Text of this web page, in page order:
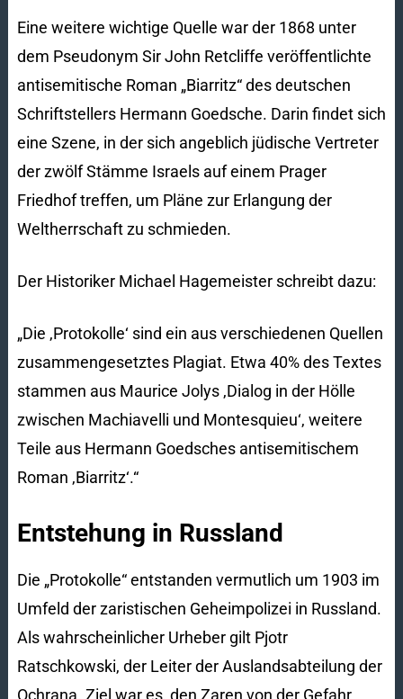
Eine weitere wichtige Quelle war der 1868 unter
dem Pseudonym Sir John Retcliffe veröffentlichte
antisemitische Roman „Biarritz“ des deutschen
Schriftstellers Hermann Goedsche. Darin findet sich
eine Szene, in der sich angeblich jüdische Vertreter
der zwölf Stämme Israels auf einem Prager
Friedhof treffen, um Pläne zur Erlangung der
Weltherrschaft zu schmieden.
Der Historiker Michael Hagemeister schreibt dazu:
„Die ‚Protokolle‘ sind ein aus verschiedenen Quellen
zusammengesetztes Plagiat. Etwa 40% des Textes
stammen aus Maurice Jolys ‚Dialog in der Hölle
zwischen Machiavelli und Montesquieu‘, weitere
Teile aus Hermann Goedsches antisemitischem
Roman ‚Biarritz‘.“
Entstehung in Russland
Die „Protokolle“ entstanden vermutlich um 1903 im
Umfeld der zaristischen Geheimpolizei in Russland.
Als wahrscheinlicher Urheber gilt Pjotr
Ratschkowski, der Leiter der Auslandsabteilung der
Ochrana. Ziel war es, den Zaren von der Gefahr